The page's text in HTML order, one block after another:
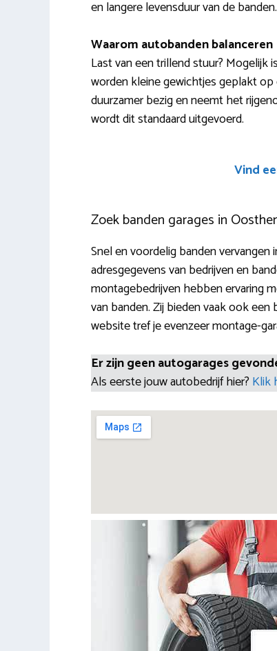
en langere levensduur van de
Waarom autobanden balanceren
Last van een trillend stuur? Mogelijk
worden kleine gewichtjes geplakt
duurzamer bezig en neemt het
wordt dit standaard uitgevoerd.
Vind
Zoek banden garages in
Snel en voordelig banden
adresgegevens van bedrijven en
montagebedrijven hebben ervaring
van banden. Zij bieden vaak ook
website tref je evenzeer montage-
Er zijn geen autogarages
Als eerste jouw autobedrijf hier? Klik